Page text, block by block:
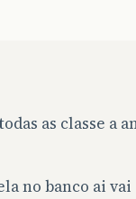
as classe a
no banco ai vai